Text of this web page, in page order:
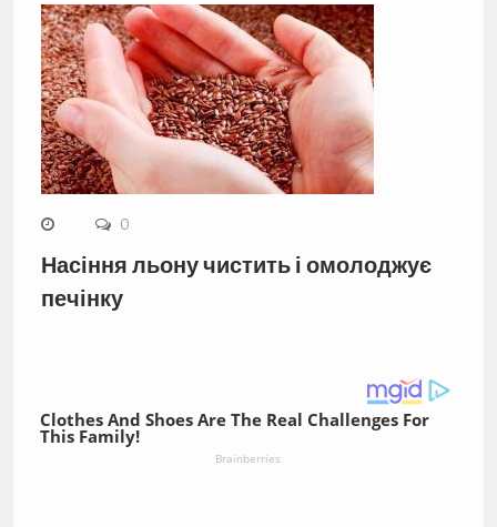
0
Насіння льону чистить і омолоджує
печінку
Clothes And Shoes Are The Real Challenges For
This Family!
Brainberries